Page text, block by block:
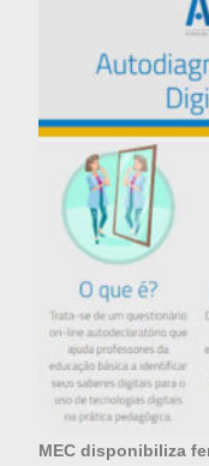
MEC disponibiliza